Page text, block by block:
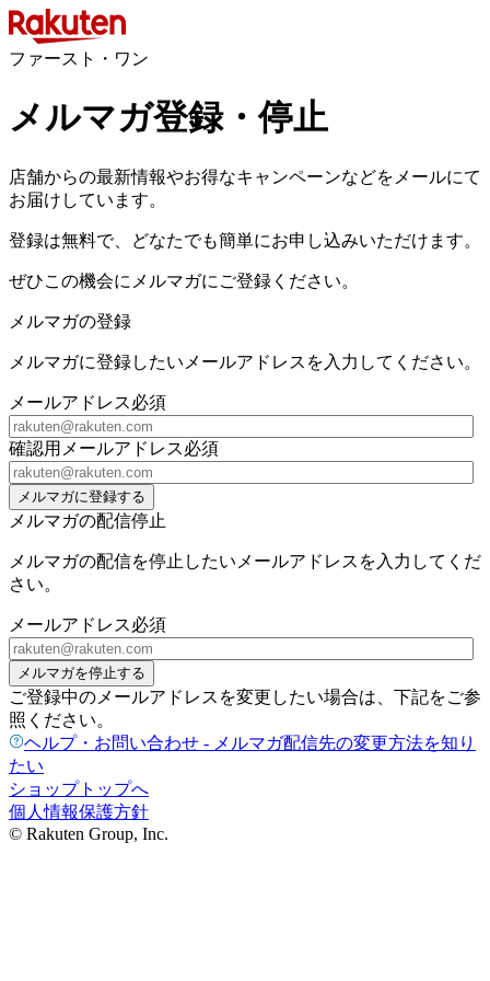
ファースト・ワン
メルマガ登録・停止
店舗からの最新情報やお得なキャンペーンなどをメールにて
お届けしています。
登録は無料で、どなたでも簡単にお申し込みいただけます。
ぜひこの機会にメルマガにご登録ください。
メルマガの登録
メルマガに登録したいメールアドレスを入力してください。
メールアドレス必須
確認用メールアドレス必須
メルマガに登録する
メルマガの配信停止
メルマガの配信を停止したいメールアドレスを入力してくだ
さい。
メールアドレス必須
メルマガを停止する
ご登録中のメールアドレスを変更したい場合は、下記をご参
照ください。
ヘルプ・お問い合わせ - メルマガ配信先の変更方法を知り
たい
ショップトップへ
個人情報保護方針
© Rakuten Group, Inc.